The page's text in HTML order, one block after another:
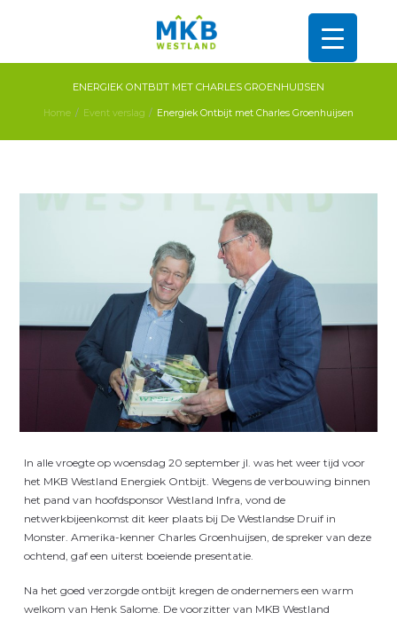
ENERGIEK ONTBIJT MET CHARLES GROENHUIJSEN
Home Event verslag Energiek Ontbijt met Charles Groenhuijsen
In alle vroegte op woensdag 20 september jl. was het weer tijd voor
het MKB Westland Energiek Ontbijt. Wegens de verbouwing binnen
het pand van hoofdsponsor Westland Infra, vond de
netwerkbijeenkomst dit keer plaats bij De Westlandse Druif in
Monster. Amerika-kenner Charles Groenhuijsen, de spreker van deze
ochtend, gaf een uiterst boeiende presentatie.
Na het goed verzorgde ontbijt kregen de ondernemers een warm
welkom van Henk Salome. De voorzitter van MKB Westland